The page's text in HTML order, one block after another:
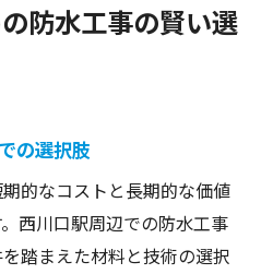
防水工事の賢い選
の選択肢
的なコストと長期的な価値
西川口駅周辺での防水工事
踏まえた材料と技術の選択